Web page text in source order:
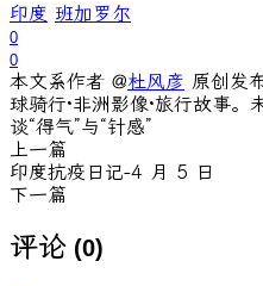
印度 班加罗尔
0
0
本文系作者 @杜风彦 原创发
球骑行·非洲影像·旅行故事。
谈“得气”与“针感”
上一篇
印度抗疫日记-4 月 5 日
下一篇
评论 (0)